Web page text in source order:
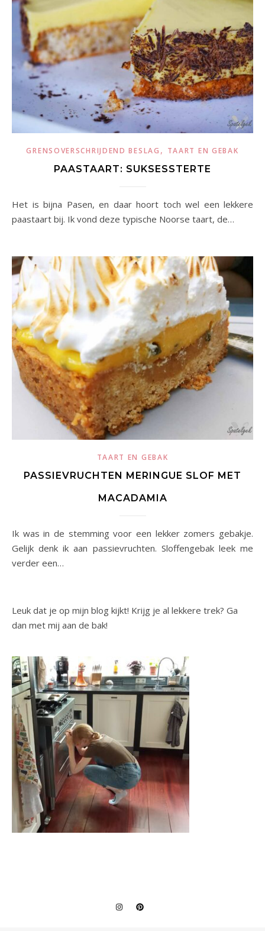
GRENSOVERSCHRIJDEND BESLAG , TAART EN GEBAK
PAASTAART: SUKSESSTERTE
Het is bijna Pasen, en daar hoort toch wel een lekkere
paastaart bij. Ik vond deze typische Noorse taart, de…
TAART EN GEBAK
PASSIEVRUCHTEN MERINGUE SLOF MET
MACADAMIA
Ik was in de stemming voor een lekker zomers gebakje.
Gelijk denk ik aan passievruchten. Sloffengebak leek me
verder een…
Leuk dat je op mijn blog kijkt! Krijg je al lekkere trek? Ga
dan met mij aan de bak!